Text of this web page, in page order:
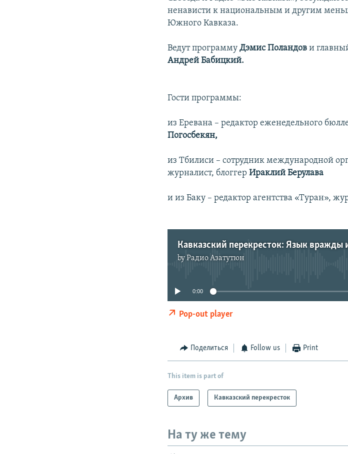
ненависти к национальным и другим
Южного Кавказа.
Ведут программуДэмис Поландов и
Андрей Бабицкий.
Гости программы:
из Еревана – редактор еженедельного
Погосбекян,
из Тбилиси – сотрудник международной
журналист, блоггерИраклий Берулава
и из Баку – редактор агентства «Туран»,
byРадио Азатутюн
0:00
Pop-out player
Поделиться Follow us Print
This item is part of
Архив Кавказский перекресток
На ту же тему